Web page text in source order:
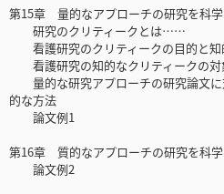
第15章 量的なアプローチの研究を科
研究のクリティークとは……
看護研究のクリティークの目的と知
看護研究の知的なクリティークの対
量的な研究アプローチの研究論文に
的な方法
論文例1
第16章 質的なアプローチの研究を科
論文例2